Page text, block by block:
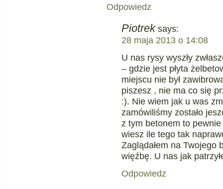
Odpowiedz
Piotrek says:
28 maja 2013 o 14:08
U nas rysy wyszły
– gdzie jest płyta
miejscu nie był
piszesz , nie ma co się
:). Nie wiem jak u was
zamówiliśmy zostało
z tym betonem to
wiesz ile tego tak
Zaglądałem na Twojego
więźbę. U nas jak
Odpowiedz